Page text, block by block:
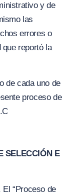
y de
las
errores o
que reportó la
de cada uno de
proceso de
SELECCIÓN E
El “Proceso de